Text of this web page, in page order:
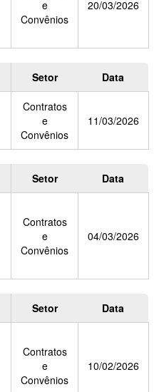
e
Convênios
20/03/2026
Setor Data
Contratos
e
Convênios
11/03/2026
Setor Data
Contratos
e
Convênios
04/03/2026
Setor Data
Contratos
e
Convênios
10/02/2026